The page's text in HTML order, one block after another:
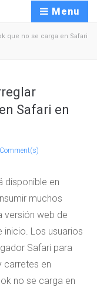
Menu
que no se carga en Safari
Safari en
disponible en
muchos
versión web de
Los usuarios
Safari para
carretes en
no se carga en